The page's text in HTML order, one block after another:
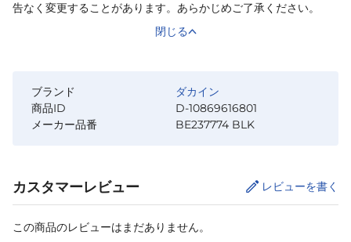
告なく変更することがあります。あらかじめご了承ください。
閉じる
ブランド
ダカイン
商品ID
D-10869616801
メーカー品番
BE237774 BLK
カスタマーレビュー レビューを書く
この商品のレビューはまだありません。